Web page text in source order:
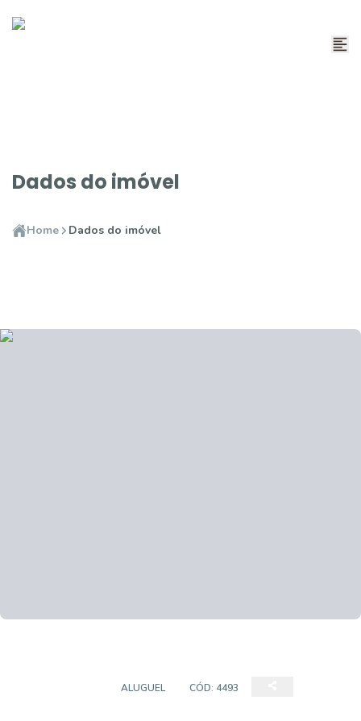
Dados do imóvel
Home Dados do imóvel
ALUGUEL CÓD: 4493